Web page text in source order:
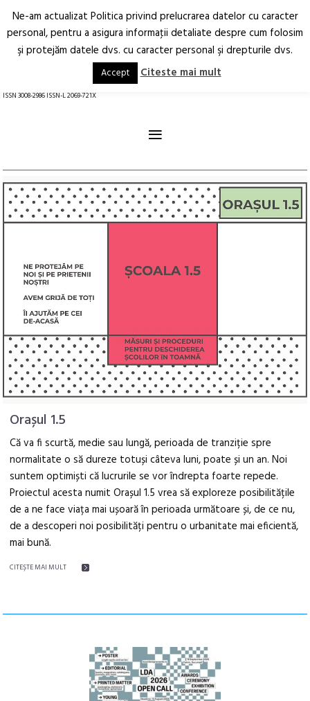
Arhitectură.
Oraș.
RO EN
ISSN 3008-2986 ISSN-L 2069-721X
≡
Orașul 1.5
Că va fi scurtă, medie sau lungă, perioada de tranziție spre
normalitate o să dureze totuși câteva luni, poate și un an. Noi
suntem optimiști că lucrurile se vor îndrepta foarte repede.
Proiectul acesta numit Orașul 1.5 vrea să exploreze posibilitățile
de a ne face viața mai ușoară în perioada următoare și, de ce nu,
de a descoperi noi posibilități pentru o urbanitate mai eficientă,
mai bună.
CITEŞTE MAI MULT
Ne-am actualizat Politica privind prelucrarea datelor cu caracter
personal, pentru a asigura informaţii detaliate despre cum folosim
şi protejăm datele dvs. cu caracter personal şi drepturile dvs.
Accept Citeste mai mult